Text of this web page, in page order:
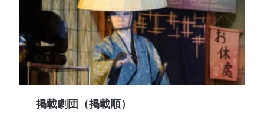
掲載劇団（掲載順）